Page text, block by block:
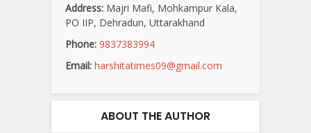
Address: Majri Mafi, Mohkampur Kala,
PO IIP, Dehradun, Uttarakhand
Phone: 9837383994
Email: harshitatimes09@gmail.com
ABOUT THE AUTHOR